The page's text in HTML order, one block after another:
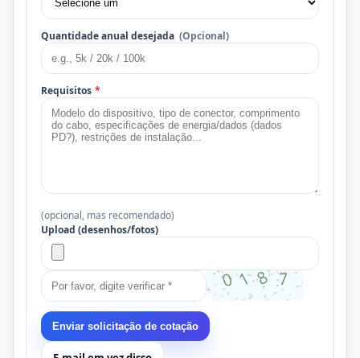
Quantidade anual desejada (Opcional)
Requisitos *
(opcional, mas recomendado)
Upload (desenhos/fotos)
Enviar solicitação de cotação